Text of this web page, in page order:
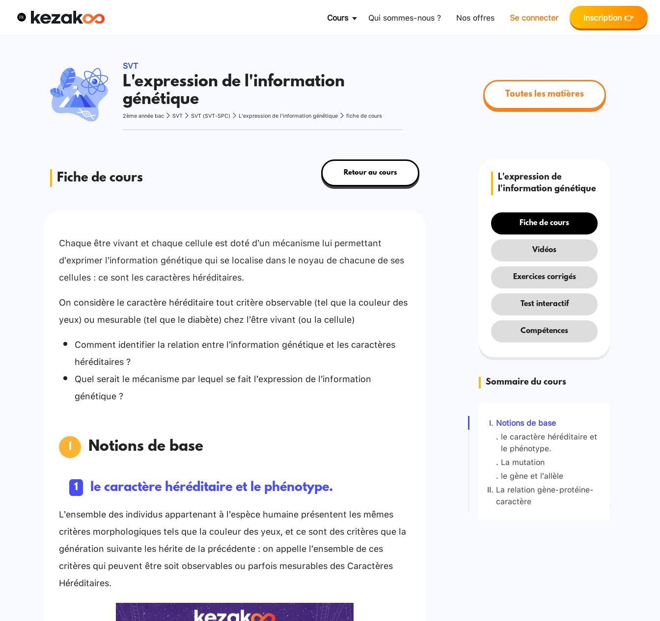
Cours Qui sommes-nous ? Nos offres Se connecter Inscription 👉
SVT
L'expression de l'information
génétique
2ème année bac SVT SVT (SVT-SPC) L'expression de l'information génétique fiche de cours
Toutes les matières
Fiche de cours Retour au cours
Chaque être vivant et chaque cellule est doté d’un mécanisme lui permettant
d’exprimer l’information génétique qui se localise dans le noyau de chacune de ses
cellules : ce sont les caractères héréditaires.
On considère le caractère héréditaire tout critère observable (tel que la couleur des
yeux) ou mesurable (tel que le diabète) chez l’être vivant (ou la cellule)
Comment identifier la relation entre l’information génétique et les caractères
héréditaires ?
Quel serait le mécanisme par lequel se fait l’expression de l’information
génétique ?
Notions de base
le caractère héréditaire et le phénotype.
L’ensemble des individus appartenant à l’espèce humaine présentent les mêmes
critères morphologiques tels que la couleur des yeux, et ce sont des critères que la
génération suivante les hérite de la précédente : on appelle l’ensemble de ces
critères qui peuvent être soit observables ou parfois mesurables des Caractères
Héréditaires.
L'expression de
l'information génétique
Fiche de cours
Vidéos
Exercices corrigés
Test interactif
Compétences
Sommaire du cours
Notions de base
le caractère héréditaire et
le phénotype.
La mutation
Données expérimentales
le gène et l’allèle
La relation gène-protéine-
caractère